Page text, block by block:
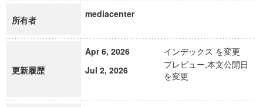
所有者
mediacenter
更新履歴
Apr 6, 2026
インデックス を変更
Jul 2, 2026
プレビュー,本文公開日
を変更